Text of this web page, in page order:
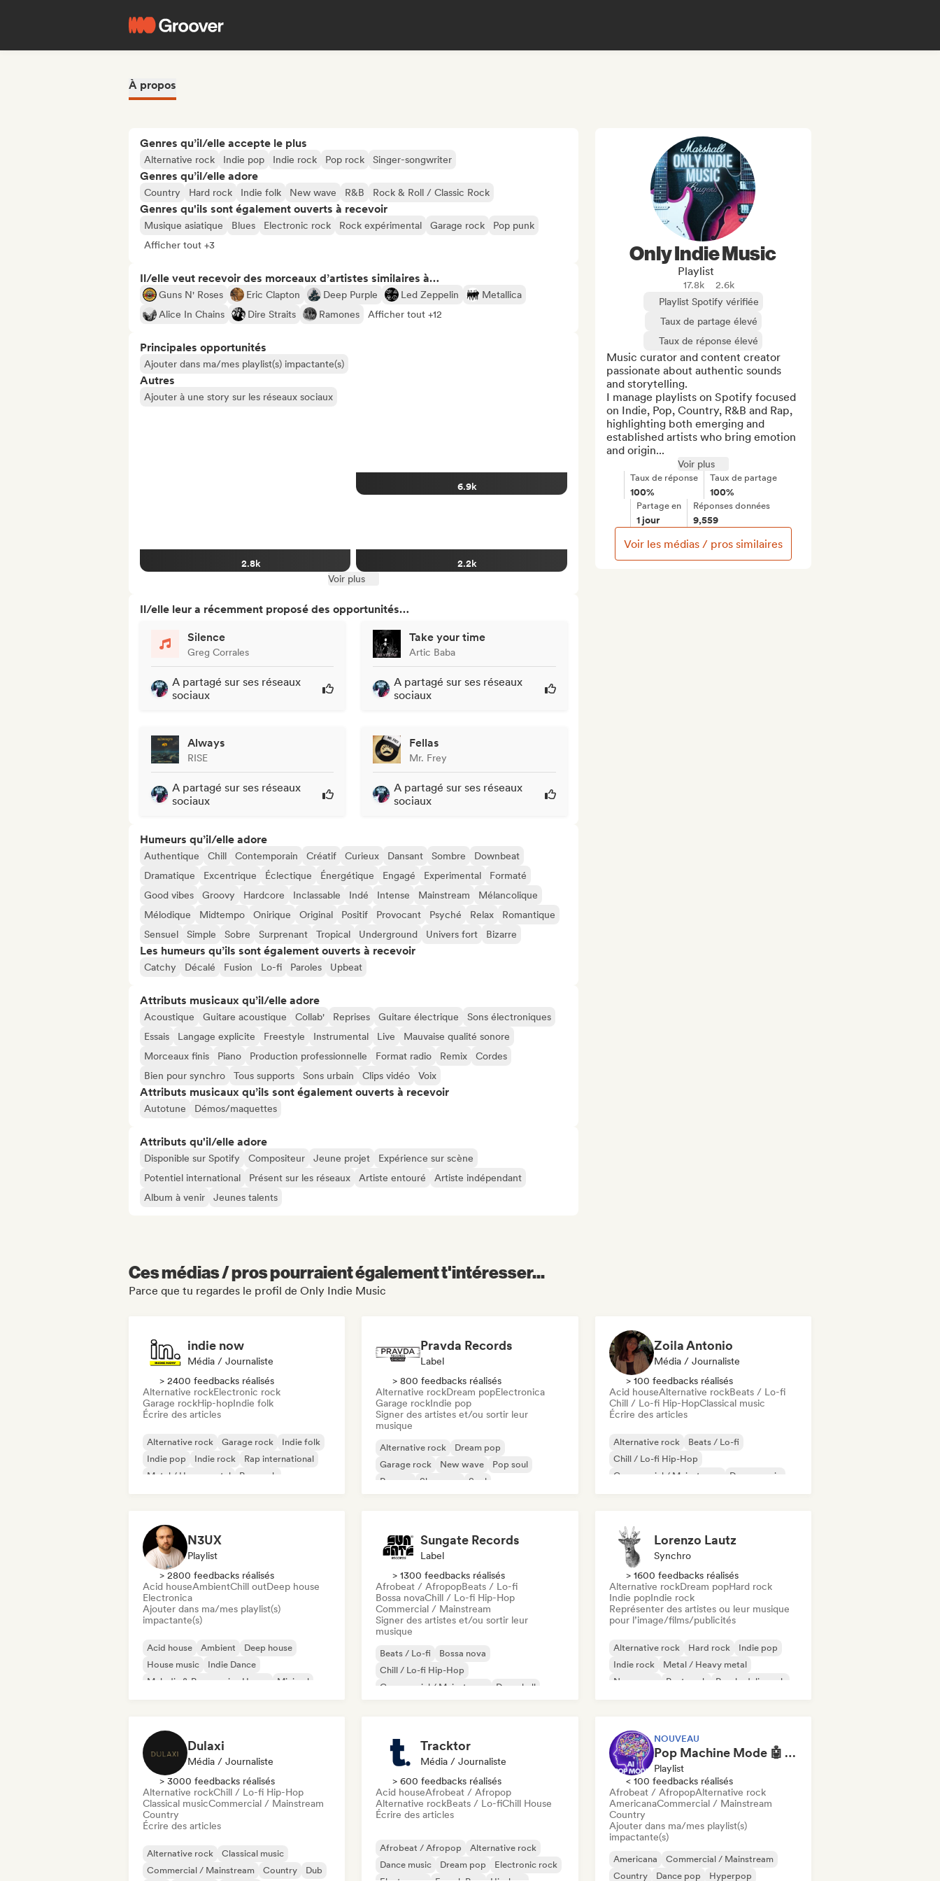
À propos
Genres qu’il/elle accepte le plus
Alternative rock Indie pop Indie rock Pop rock Singer-songwriter
Genres qu’il/elle adore
Country Hard rock Indie folk New wave R&B Rock & Roll / Classic Rock
Genres qu'ils sont également ouverts à recevoir
Musique asiatique Blues Electronic rock Rock expérimental Garage rock
Pop punk
Afficher tout +3
Il/elle veut recevoir des morceaux d’artistes similaires à…
Guns N' Roses Eric Clapton Deep Purple Led Zeppelin
Metallica
Alice In Chains
Dire Straits Ramones Afficher tout +12
Principales opportunités
Ajouter dans ma/mes playlist(s) impactante(s)
Autres
Ajouter à une story sur les réseaux sociaux
6.9k
2.8k
2.2k
Voir plus
Il/elle leur a récemment proposé des opportunités…
Silence
Greg Corrales
A partagé sur ses réseaux
sociaux
Take your time
Artic Baba
A partagé sur ses réseaux
sociaux
Always
RISE
A partagé sur ses réseaux
sociaux
Fellas
Mr. Frey
A partagé sur ses réseaux
sociaux
Humeurs qu’il/elle adore
Authentique Chill Contemporain Créatif Curieux Dansant Sombre
Downbeat
Dramatique
Excentrique Éclectique Énergétique Engagé Experimental
Formaté
Good vibes
Groovy Hardcore Inclassable Indé Intense Mainstream
Mélancolique
Mélodique
Midtempo Onirique Original Positif Provocant Psyché Relax
Romantique
Sensuel
Simple Sobre Surprenant Tropical Underground Univers fort Bizarre
Les humeurs qu’ils sont également ouverts à recevoir
Catchy Décalé Fusion Lo-fi Paroles Upbeat
Attributs musicaux qu’il/elle adore
Acoustique Guitare acoustique Collab' Reprises Guitare électrique
Sons électroniques
Essais
Langage explicite Freestyle Instrumental Live
Mauvaise qualité sonore
Morceaux finis
Piano Production professionnelle Format radio Remix
Cordes
Bien pour synchro
Tous supports Sons urbain Clips vidéo Voix
Attributs musicaux qu’ils sont également ouverts à recevoir
Autotune Démos/maquettes
Attributs qu'il/elle adore
Disponible sur Spotify Compositeur Jeune projet
Expérience sur scène
Potentiel international
Présent sur les réseaux Artiste entouré
Artiste indépendant
Album à venir
Jeunes talents
Only Indie Music
Playlist
17.8k
2.6k
Playlist Spotify vérifiée
Taux de partage élevé
Taux de réponse élevé
Music curator and content creator
passionate about authentic sounds
and storytelling.
I manage playlists on Spotify focused
on Indie, Pop, Country, R&B and Rap,
highlighting both emerging and
established artists who bring emotion
and origin...
Voir plus
Taux de réponse
100%
Taux de partage
100%
Partage en
1 jour
Réponses données
9,559
Voir les médias / pros similaires
Ces médias / pros pourraient également t'intéresser...
Parce que tu regardes le profil de Only Indie Music
indie now
Média / Journaliste
> 2400 feedbacks réalisés
Alternative rockElectronic rock
Garage rockHip-hopIndie folk
Écrire des articles
Alternative rock Garage rock
Indie folk
Indie pop
Indie rock
Rap international
Metal / Heavy metal
Pop rock
Pravda Records
Label
> 800 feedbacks réalisés
Alternative rockDream popElectronica
Garage rockIndie pop
Signer des artistes et/ou sortir leur
musique
Alternative rock
Dream pop
Garage rock
New wave
Pop soul
Reggae
Shoegaze Soul
Zoila Antonio
Média / Journaliste
> 100 feedbacks réalisés
Acid houseAlternative rockBeats / Lo-fi
Chill / Lo-fi Hip-HopClassical music
Écrire des articles
Alternative rock
Beats / Lo-fi
Chill / Lo-fi Hip-Hop
Commercial / Mainstream
Dance music
N3UX
Playlist
> 2800 feedbacks réalisés
Acid houseAmbientChill outDeep house
Electronica
Ajouter dans ma/mes playlist(s)
impactante(s)
Acid house Ambient
Deep house
House music
Indie Dance
Melodic & Progressive House
Minimal
Sungate Records
Label
> 1300 feedbacks réalisés
Afrobeat / AfropopBeats / Lo-fi
Bossa novaChill / Lo-fi Hip-Hop
Commercial / Mainstream
Signer des artistes et/ou sortir leur
musique
Beats / Lo-fi
Bossa nova
Chill / Lo-fi Hip-Hop
Commercial / Mainstream
Dancehall
Lorenzo Lautz
Synchro
> 1600 feedbacks réalisés
Alternative rockDream popHard rock
Indie popIndie rock
Représenter des artistes ou leur musique
pour l’image/films/publicités
Alternative rock Hard rock
Indie pop
Indie rock
Metal / Heavy metal
New wave
Post punk Psychedelic rock
Dulaxi
Média / Journaliste
> 3000 feedbacks réalisés
Alternative rockChill / Lo-fi Hip-Hop
Classical musicCommercial / Mainstream
Country
Écrire des articles
Alternative rock
Classical music
Commercial / Mainstream
Country Dub
Tracktor
Média / Journaliste
> 600 feedbacks réalisés
Acid houseAfrobeat / Afropop
Alternative rockBeats / Lo-fiChill House
Écrire des articles
Afrobeat / Afropop
Alternative rock
Dance music
Dream pop
Electronic rock
NOUVEAU
Pop Machine Mode 🤖 AI Music, Indie Pop & Dream Pop
Playlist
< 100 feedbacks réalisés
Afrobeat / AfropopAlternative rock
AmericanaCommercial / Mainstream
Country
Ajouter dans ma/mes playlist(s)
impactante(s)
Americana
Commercial / Mainstream
Country
Dance pop Hyperpop